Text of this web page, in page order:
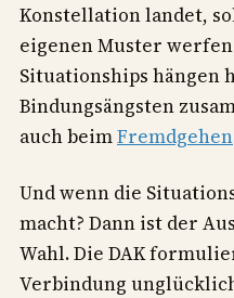
Konstellation landet,
eigenen Muster
Situationships hängen
Bindungsängsten
auch beimFremdgehen
Und wenn die
macht? Dann ist der
Wahl. Die DAK
Verbindung